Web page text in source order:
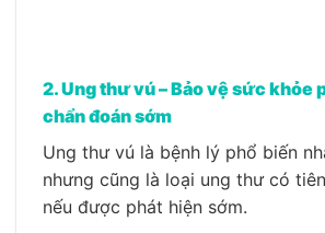
2. Ung thư vú – Bảo vệ sức khỏe
chẩn đoán sớm
Ung thư vú là bệnh lý phổ biến
nhưng cũng là loại ung thư có
nếu được phát hiện sớm.